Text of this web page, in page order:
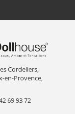
Cordeliers,
en-Provence,
69 93 72